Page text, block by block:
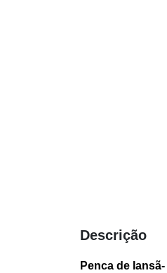
Descrição
Penca de Iansã-